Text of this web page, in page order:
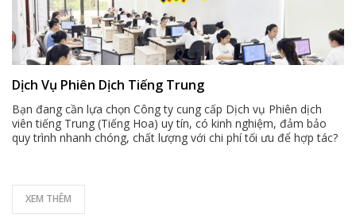
Dịch Vụ Phiên Dịch Tiếng Trung
Bạn đang cần lựa chọn Công ty cung cấp Dịch vụ Phiên dịch
viên tiếng Trung (Tiếng Hoa) uy tín, có kinh nghiệm, đảm bảo
quy trình nhanh chóng, chất lượng với chi phí tối ưu để hợp tác?
XEM THÊM